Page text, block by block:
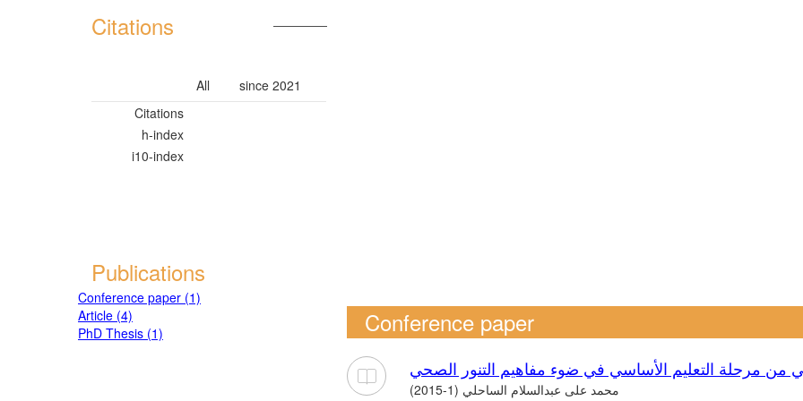
Citations
All
since 2021
Citations
h-index
i10-index
Publications
Conference paper (1)
Article (4)
PhD Thesis (1)
Conference paper
من مرحلة التعليم الأساسي في ضوء مفاهيم التنور الصحي
محمد على عبدالسلام الساحلي (1-2015)